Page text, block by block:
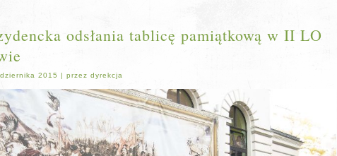
odsłania tablicę pamiątkową w II LO
2015 | przez dyrekcja